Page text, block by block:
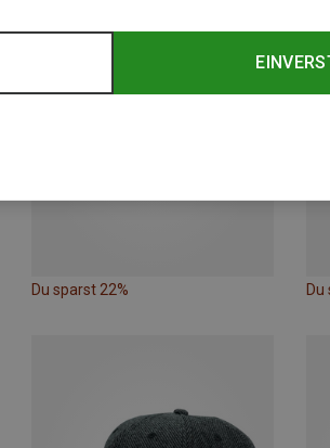
Du sparst 22% Du